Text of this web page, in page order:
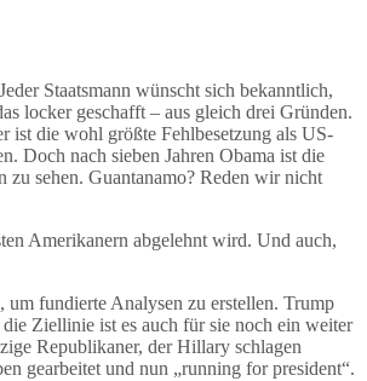
Staatsmann wünscht sich bekanntlich,
locker geschafft – aus gleich drei Gründen.
ist die wohl größte Fehlbesetzung als US-
Doch nach sieben Jahren Obama ist die
sehen. Guantanamo? Reden wir nicht
Amerikanern abgelehnt wird. Und auch,
fundierte Analysen zu erstellen. Trump
Ziellinie ist es auch für sie noch ein weiter
Republikaner, der Hillary schlagen
gearbeitet und nun „running for president“.